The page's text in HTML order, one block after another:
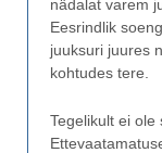
nädalat varem
Eesrindlik
juuksuri juures
kohtudes tere.
Tegelikult ei ole